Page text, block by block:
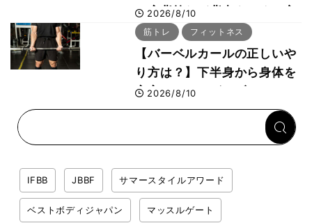
で広背筋など背中をつくる方
法をボディビル世界王者・鈴
木雅選手が解説
2026/8/10
筋トレ フィットネス
【バーベルカールの正しいや
り方は？】下半身から身体を
安定させるのがカギ！
2026/8/10
IFBB JBBF サマースタイルアワード
ベストボディジャパン マッスルゲート